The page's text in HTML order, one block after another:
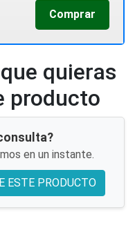
Comprar
quieras
producto
en un instante.
ESTE PRODUCTO